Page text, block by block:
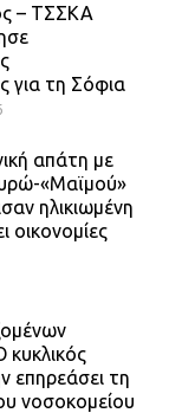
– ΤΣΣΚΑ
για τη Σόφια
απάτη με
«Μαϊμού»
ηλικιωμένη
οικονομίες
κυκλικός
επηρεάσει τη
νοσοκομείου